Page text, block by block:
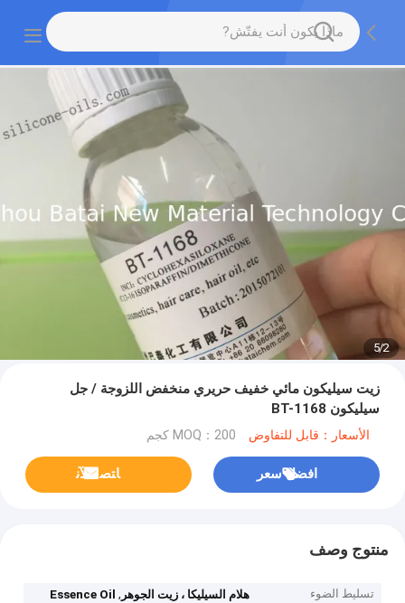
2
/
5
زيت سيليكون مائي خفيف حريري منخفض اللزوجة / جل
سيليكون BT-1168
الأسعار：قابل للتفاوض MOQ：200 كجم
افضل سعر ﺎﺘﺼﻟ ﺍﻶﻧ
منتوج وصف
تسليط الضوء هلام السيليكا ، زيت الجوهر ,
Essence Oil